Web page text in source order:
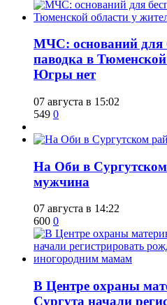
​МЧС: оснований для
паводка в
Югры нет
07 августа в 15:02
549 0
​На Оби в
мужчина
07 августа в 14:22
600 0
​В Центре охраны
Сургута начали